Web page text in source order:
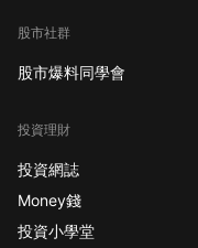
股市社群
股市爆料同學會
投資理財
投資網誌
Money錢
投資小學堂